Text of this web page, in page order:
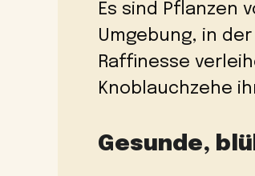
Es sind Pflanzen
Umgebung, in
Raffinesse
Knoblauchzehe
Gesunde,